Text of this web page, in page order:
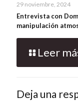
29 noviembre, 2024
Entrevista con
manipulación
Leer
Deja una